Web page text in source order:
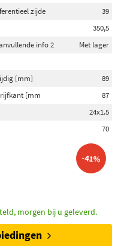
zijde
39
350,5
info 2
Met lager
[mm]
89
[mm
87
24x1.5
70
-41%
morgen bij u geleverd.